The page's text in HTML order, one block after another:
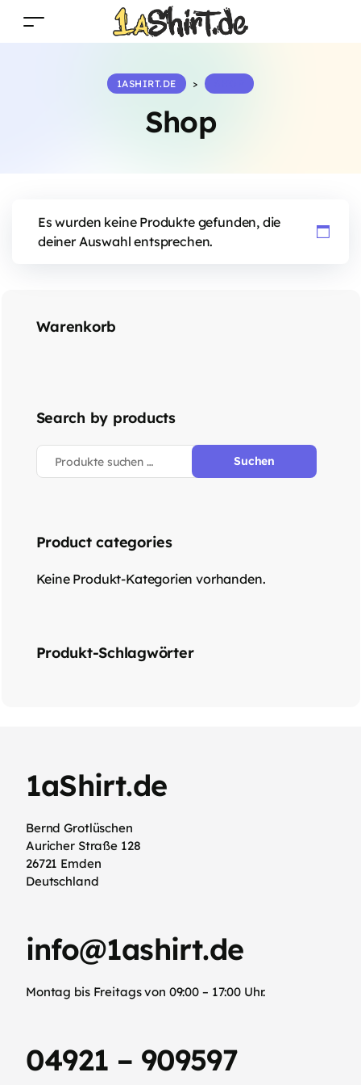
Shop
1ASHIRT.DE >
Es wurden keine Produkte gefunden, die
deiner Auswahl entsprechen.
Warenkorb
Search by products
Suchen
Product categories
Keine Produkt-Kategorien vorhanden.
Produkt-Schlagwörter
1aShirt.de
Bernd Grotlüschen
Auricher Straße 128
26721 Emden
Deutschland
info@1ashirt.de
Montag bis Freitags von 09:00 – 17:00 Uhr.
04921 – 909597